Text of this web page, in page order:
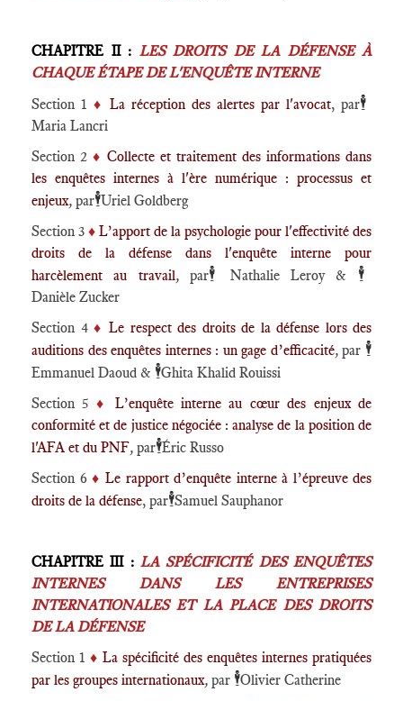
CHAPITRE II : LES DROITS DE LA DÉFENSE À
CHAQUE ÉTAPE DE L'ENQUÊTE INTERNE
Section 1 ♦️ La réception des alertes par l'avocat, par🕴️
Maria Lancri
Section 2 ♦️ Collecte et traitement des informations dans
les enquêtes internes à l'ère numérique : processus et
enjeux, par🕴️Uriel Goldberg
Section 3 ♦️ L’apport de la psychologie pour l'effectivité des
droits de la défense dans l'enquête interne pour
harcèlement au travail,par🕴️ Nathalie Leroy & 🕴️
Danièle Zucker
Section 4 ♦️ Le respect des droits de la défense lors des
auditions des enquêtes internes : un gage d’efficacité, par 🕴️
Emmanuel Daoud & 🕴️Ghita Khalid Rouissi
Section 5 ♦️ L’enquête interne au cœur des enjeux de
conformité et de justice négociée : analyse de la position de
l'AFA et du PNF, par🕴️Éric Russo
Section 6 ♦️ Le rapport d’enquête interne à l’épreuve des
droits de la défense, par🕴️Samuel Sauphanor
CHAPITRE III : LA SPÉCIFICITÉ DES ENQUÊTES
INTERNES DANS LES ENTREPRISES
INTERNATIONALES ET LA PLACE DES DROITS
DE LA DÉFENSE
Section 1 ♦️ La spécificité des enquêtes internes pratiquées
par les groupes internationaux, par 🕴️Olivier Catherine